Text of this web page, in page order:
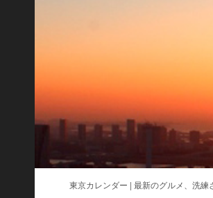
東京カレンダー | 最新のグルメ、洗練